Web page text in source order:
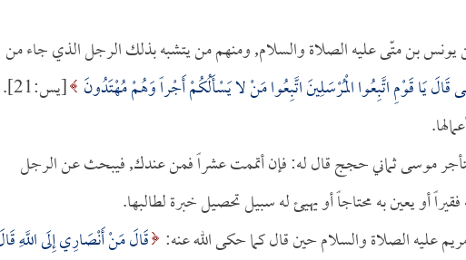
بن متّى عليه الصلاة والسلام, ومنهم من يتشبه بذلك الرجل الذي جاء من
يَا قَوْمِ اتَّبِعُوا الْمُرْسَلِينَ اتَّبِعُوا مَنْ لا يَسْأَلُكُمْ أَجْراً وَهُمْ مُهْتَدُونَ [يس:21].
موسى ثماني حجج قال له: فإن أتممت عشراً فمن عندك, فيبحث عن الرجل
أو يعين به محتاجاً أو يهيئ له سبيل تحصيل خبرة لطالبها.
عليه الصلاة والسلام حين قال كما حكى الله عنه: قَالَ مَنْ أَنْصَارِي إِلَى اللَّهِ